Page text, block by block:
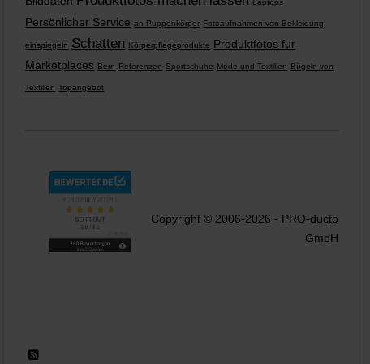
Laptops
Persönlicher Service an Puppenkörper Fotoaufnahmen von Bekleidung
einspiegeln Schatten Körperpflegeprodukte
Produktfotos für
Marketplaces Bern Referenzen Sportschuhe Mode und Textilien Bügeln von
Textilien Topangebot
Copyright © 2006-2026 - PRO-ducto
GmbH